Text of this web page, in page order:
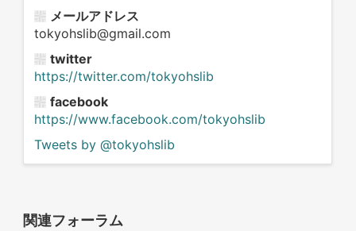
メールアドレス
tokyohslib@gmail.com
twitter
https://twitter.com/tokyohslib
facebook
https://www.facebook.com/tokyohslib
Tweets by @tokyohslib
関連フォーラム